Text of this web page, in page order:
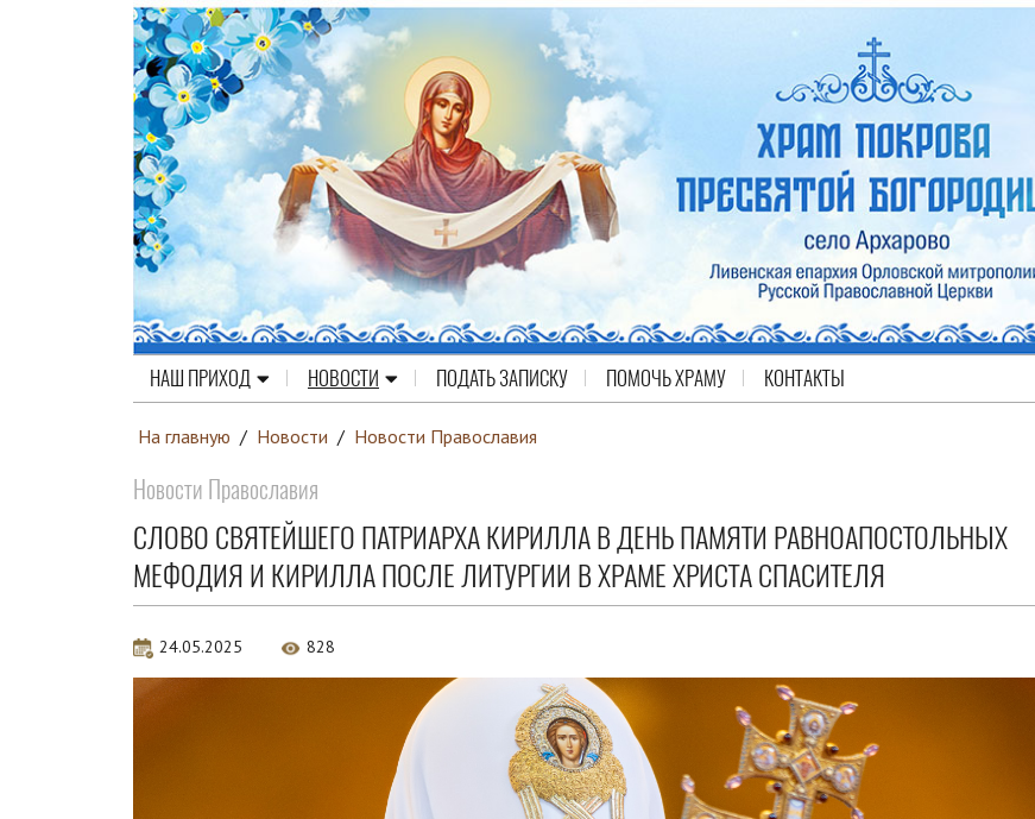
НАШ ПРИХОД НОВОСТИ ПОДАТЬ ЗАПИСКУ ПОМОЧЬ ХРАМУ КОНТАКТЫ
На главную / Новости / Новости Православия
Новости Православия
СЛОВО СВЯТЕЙШЕГО ПАТРИАРХА КИРИЛЛА В ДЕНЬ ПАМЯТИ РАВНОАПОСТОЛЬНЫХ
МЕФОДИЯ И КИРИЛЛА ПОСЛЕ ЛИТУРГИИ В ХРАМЕ ХРИСТА СПАСИТЕЛЯ
24.05.2025 828